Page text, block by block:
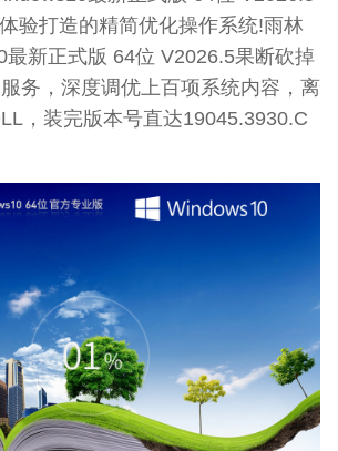
验打造的精简优化操作系统!雨林
最新正式版 64位 V2026.5果断砍掉
务，深度调优上百项系统内容，离
，装完版本号直达19045.3930.C